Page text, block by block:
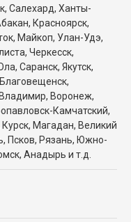
Салехард, Ханты-
Красноярск,
Майкоп, Улан-Удэ,
Черкесск,
Саранск, Якутск,
Воронеж,
Камчатский,
Магадан, Великий
Псков, Рязань, Южно-
Анадырь и т.д.